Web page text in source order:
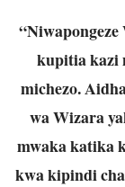
kupitia kazi
michezo.
wa Wizara
mwaka katika
kwa kipindi